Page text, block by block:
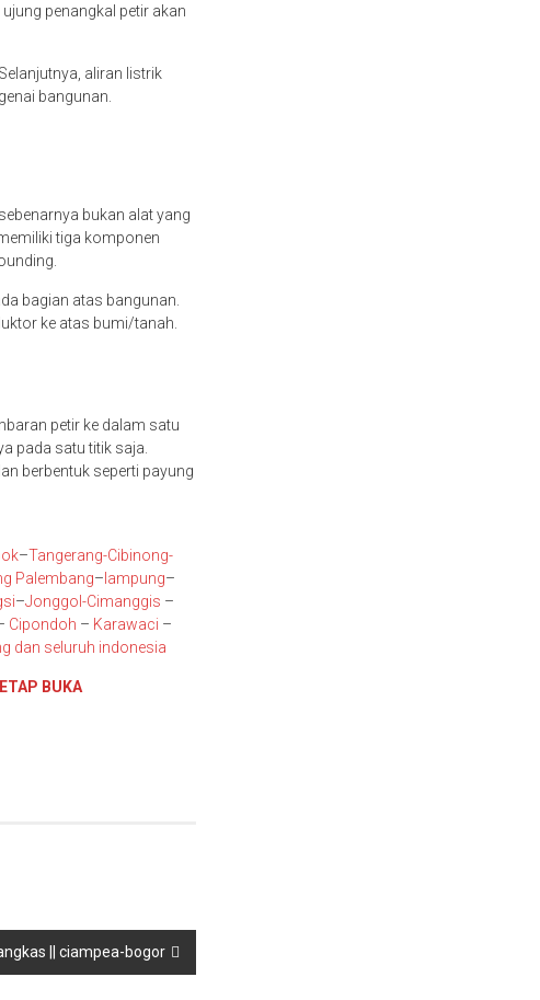
penangkal petir akan
aliran listrik
bangunan.
bukan alat yang
tiga komponen
bagian atas bangunan.
ke atas bumi/tanah.
petir ke dalam satu
pada satu titik saja.
berbentuk seperti payung
–Tangerang-Cibinong-
Palembang– lampung–
–Jonggol -Cimanggis –
Cipondoh – Karawaci –
dan seluruh indonesia
BUKA
|| ciampea-bogor